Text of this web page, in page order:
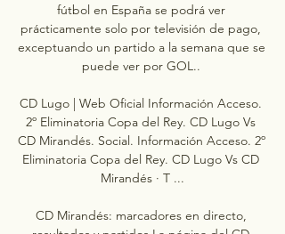
fútbol en España se podrá ver
prácticamente solo por televisión de pago,
exceptuando un partido a la semana que se
puede ver por GOL..
CD Lugo | Web Oficial Información Acceso.
2º Eliminatoria Copa del Rey. CD Lugo Vs
CD Mirandés. Social. Información Acceso. 2º
Eliminatoria Copa del Rey. CD Lugo Vs CD
Mirandés · T ...
CD Mirandés: marcadores en directo,